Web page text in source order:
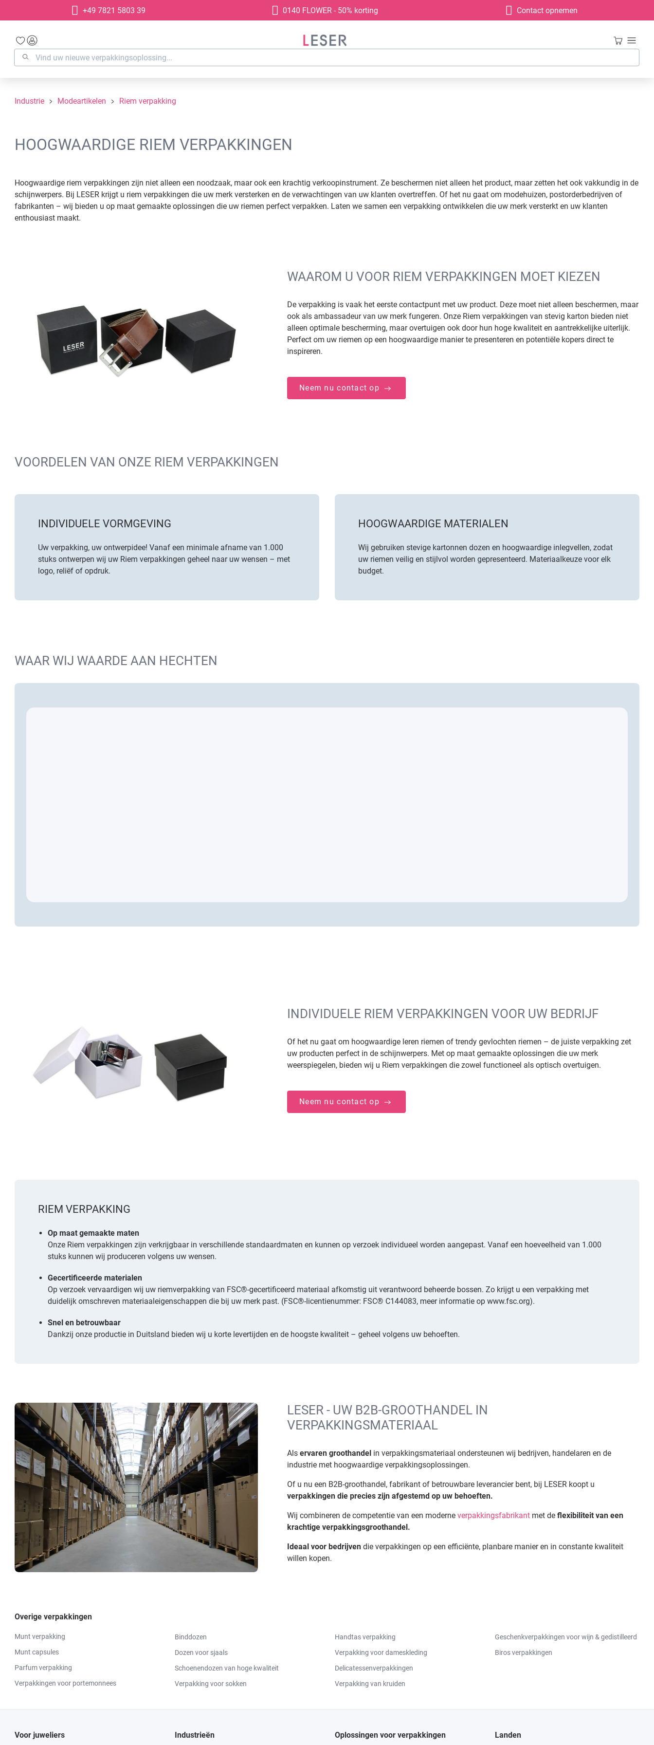
Ga naar de hoofdnavigatie
+49 7821 5803 39 0140 FLOWER - 50% korting Contact opnemen
Industrie Modeartikelen Riem verpakking
HOOGWAARDIGE RIEM VERPAKKINGEN
Hoogwaardige riem verpakkingen zijn niet alleen een noodzaak, maar ook een krachtig verkoopinstrument. Ze beschermen niet alleen het product, maar zetten het ook vakkundig in de
schijnwerpers. Bij LESER krijgt u riem verpakkingen die uw merk versterken en de verwachtingen van uw klanten overtreffen. Of het nu gaat om modehuizen, postorderbedrijven of
fabrikanten – wij bieden u op maat gemaakte oplossingen die uw riemen perfect verpakken. Laten we samen een verpakking ontwikkelen die uw merk versterkt en uw klanten
enthousiast maakt.
WAAROM U VOOR RIEM VERPAKKINGEN MOET KIEZEN
De verpakking is vaak het eerste contactpunt met uw product. Deze moet niet alleen beschermen, maar
ook als ambassadeur van uw merk fungeren. Onze Riem verpakkingen van stevig karton bieden niet
alleen optimale bescherming, maar overtuigen ook door hun hoge kwaliteit en aantrekkelijke uiterlijk.
Perfect om uw riemen op een hoogwaardige manier te presenteren en potentiële kopers direct te
inspireren.
Neem nu contact op
VOORDELEN VAN ONZE RIEM VERPAKKINGEN
INDIVIDUELE VORMGEVING
Uw verpakking, uw ontwerpidee! Vanaf een minimale afname van 1.000
stuks ontwerpen wij uw Riem verpakkingen geheel naar uw wensen – met
logo, reliëf of opdruk.
HOOGWAARDIGE MATERIALEN
Wij gebruiken stevige kartonnen dozen en hoogwaardige inlegvellen, zodat
uw riemen veilig en stijlvol worden gepresenteerd. Materiaalkeuze voor elk
budget.
WAAR WIJ WAARDE AAN HECHTEN
INDIVIDUELE RIEM VERPAKKINGEN VOOR UW BEDRIJF
Of het nu gaat om hoogwaardige leren riemen of trendy gevlochten riemen – de juiste verpakking zet
uw producten perfect in de schijnwerpers. Met op maat gemaakte oplossingen die uw merk
weerspiegelen, bieden wij u Riem verpakkingen die zowel functioneel als optisch overtuigen.
Neem nu contact op
RIEM VERPAKKING
Op maat gemaakte maten
Onze Riem verpakkingen zijn verkrijgbaar in verschillende standaardmaten en kunnen op verzoek individueel worden aangepast. Vanaf een hoeveelheid van 1.000
stuks kunnen wij produceren volgens uw wensen.
Gecertificeerde materialen
Op verzoek vervaardigen wij uw riemverpakking van FSC®-gecertificeerd materiaal afkomstig uit verantwoord beheerde bossen. Zo krijgt u een verpakking met
duidelijk omschreven materiaaleigenschappen die bij uw merk past. (FSC®-licentienummer: FSC® C144083, meer informatie op www.fsc.org).
Snel en betrouwbaar
Dankzij onze productie in Duitsland bieden wij u korte levertijden en de hoogste kwaliteit – geheel volgens uw behoeften.
LESER - UW B2B-GROOTHANDEL IN
VERPAKKINGSMATERIAAL
Als ervaren groothandel in verpakkingsmateriaal ondersteunen wij bedrijven, handelaren en de
industrie met hoogwaardige verpakkingsoplossingen.
Of u nu een B2B-groothandel, fabrikant of betrouwbare leverancier bent, bij LESER koopt u
verpakkingen die precies zijn afgestemd op uw behoeften.
Wij combineren de competentie van een moderne verpakkingsfabrikant met de flexibiliteit van een
krachtige verpakkingsgroothandel.
Ideaal voor bedrijven die verpakkingen op een efficiënte, planbare manier en in constante kwaliteit
willen kopen.
Overige verpakkingen
Munt verpakking
Munt capsules
Parfum verpakking
Verpakkingen voor portemonnees
Binddozen
Dozen voor sjaals
Schoenendozen van hoge kwaliteit
Verpakking voor sokken
Handtas verpakking
Verpakking voor dameskleding
Delicatessenverpakkingen
Verpakking van kruiden
Geschenkverpakkingen voor wijn & gedistilleerd
Biros verpakkingen
Voor juweliers Industrieën Oplossingen voor verpakkingen Landen